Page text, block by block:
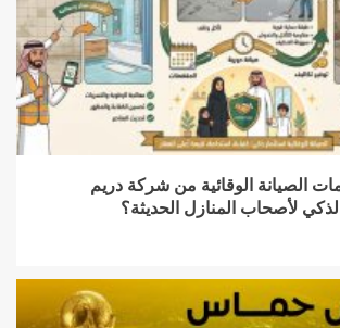
الصيانة الوقائية من شركة دريم
لأصحاب المنازل الحديثة؟